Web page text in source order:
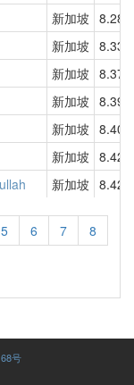
新加坡 8.28
新加坡 8.33
新加坡 8.37
新加坡 8.39
新加坡 8.40
新加坡 8.42
新加坡 8.42
5 6 7
8
号